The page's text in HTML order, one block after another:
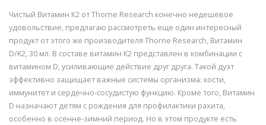
Чистый Витамин К2 от Thorne Research конечно недешевое
удовольствие, предлагаю рассмотреть еще один интересный
продукт от этого же производителя Thorne Research, Витамин
D/K2, 30 мл. В составе витамин К2 представлен в комбинации с
витамином D, усиливающие действие друг друга. Такой дуэт
эффективно защищает важные системы организма: кости,
иммунитет и сердечно-сосудистую функцию. Кроме того, Витамин
D назначают детям с рождения для профилактики рахита,
особенно в осенне-зимний период. Но в этом продукте есть